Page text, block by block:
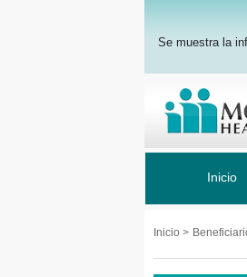
Se muestra la
Inicio
Inicio >